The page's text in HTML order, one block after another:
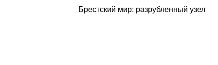
Брестский мир: разрубленный узел